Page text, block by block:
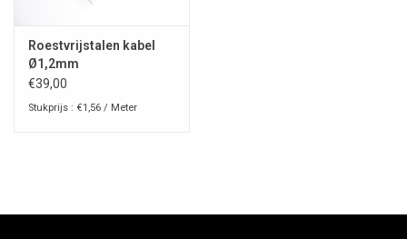
Roestvrijstalen kabel
Ø1,2mm
€39,00
Stukprijs : €1,56 / Meter